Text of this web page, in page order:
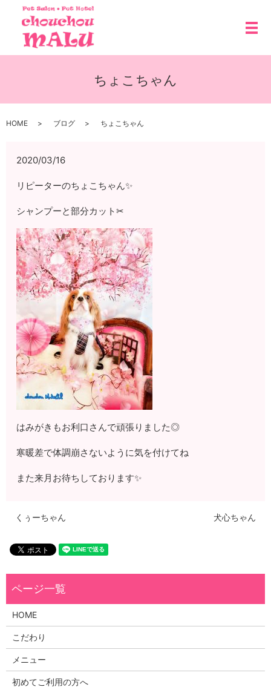
メ
ちょこちゃん
HOME ブログ ちょこちゃん
2020/03/16
リピーターのちょこちゃん✨
シャンプーと部分カット✂
はみがきもお利口さんで頑張りました◎
寒暖差で体調崩さないように気を付けてね
また来月お待ちしております✨
くぅーちゃん 犬心ちゃん
HOME
こだわり
メニュー
初めてご利用の方へ